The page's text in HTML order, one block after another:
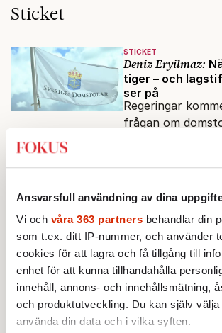
Ansvarsfull användning av dina
Vi och våra 363 partners behandlar din
som t.ex. ditt IP-nummer, och använder
cookies för att lagra och få tillgång till
enhet för att kunna tillhandahålla
innehåll, annons- och innehållsmätning,
och produktutveckling. Du kan själv
använda din data och i vilka syften.
Sticket
STICKET
Deniz Eryilmaz:
tiger – och
ser på
Regeringar
frågan om
aldrig hamna
STICKET
blinda fläck – del
politisk islam.
öppet samhälle
rörelser som vill
inifrån?
STICKET
Christoffer
av kristna pågår i
Nigerias
hantera